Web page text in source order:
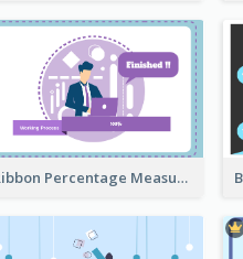
Ribbon Percentage Measurement